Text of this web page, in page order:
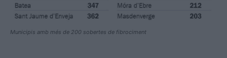
Municipis amb més de 200 sobertes de fibrociment